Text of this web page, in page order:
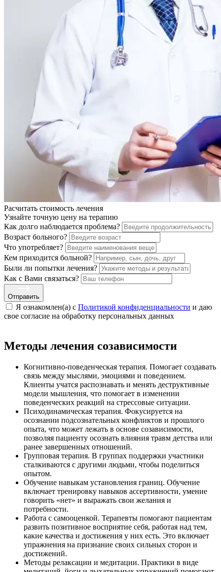
Расчитать стоимость лечения
Узнайте точную цену на терапию
Как долго наблюдается проблема?
Возраст больного?
Что употребляет?
Кем приходится больной?
Были ли попытки лечения?
Как с Вами связаться?
Отправить
Я ознакомлен(а) с Политикой конфиденциальности и даю
свое cогласие на обработку персональных данных
Методы лечения созависимости
Когнитивно-поведенческая терапия. Помогает создавать
связь между мыслями, эмоциями и поведением.
Клиенты учатся распознавать и менять деструктивные
модели мышления, что помогает в изменении
поведенческих реакций на стрессовые ситуации.
Психодинамическая терапия. Фокусируется на
осознании подсознательных конфликтов и прошлого
опыта, что может лежать в основе созависимости,
позволяя пациенту осознать влияния травм детства или
ранее завершенных отношений.
Групповая терапия. В группах поддержки участники
сталкиваются с другими людьми, чтобы поделиться
опытом.
Обучение навыкам установления границ. Обучение
включает тренировку навыков ассертивности, умение
говорить «нет» и выражать свои желания и
потребности.
Работа с самооценкой. Терапевты помогают пациентам
развить позитивное восприятие себя, работая над тем,
какие качества и достижения у них есть. Это включает
упражнения на признание своих сильных сторон и
достижений.
Методы релаксации и медитации. Практики в виде